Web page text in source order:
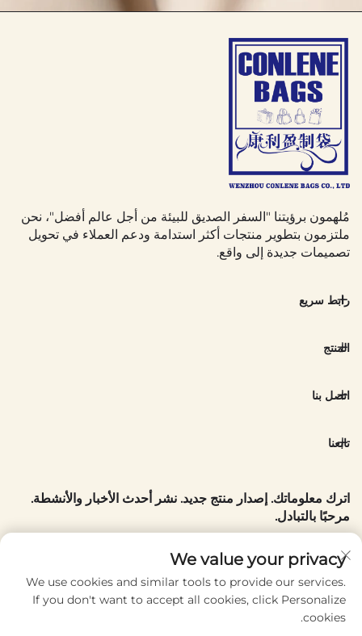
مُلهمون برؤيتنا "السفر الصديق للبيئة من أجل عالم أفضل"، نحن
ملتزمون بتطوير منتجات أكثر استدامة ودعم العملاء في تحويل
تصميمات جديدة إلى واقع.
رابط سريع
المنتج
اتصل بنا
تابعنا
اترك معلوماتك. إصدار منتج جديد. نشر أحدث الأخبار والأنشطة.
مرحبًا بالتبادل.
Subscribe
We value your privacy
We use cookies and similar tools to provide our services.
If you don't want to accept all cookies, click Personalize
cookies.